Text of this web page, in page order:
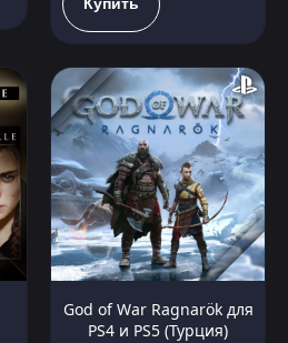
God of War Ragnarök для
PS4 и PS5 (Турция)